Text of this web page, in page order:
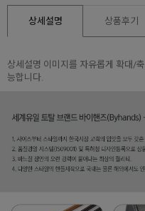
상세설명 상품후기
상세설명 이미지를 자유롭게 확대/
능합니다.